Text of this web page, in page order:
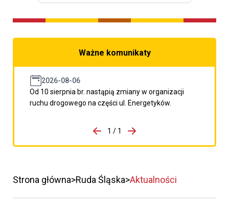
Ważne komunikaty
2026-08-06
Od 10 sierpnia br. nastąpią zmiany w organizacji
ruchu drogowego na części ul. Energetyków.
porzpedniego komunikatu
1 / 1
Przejdź do następnego
Strona główna Ruda Śląska Aktualności